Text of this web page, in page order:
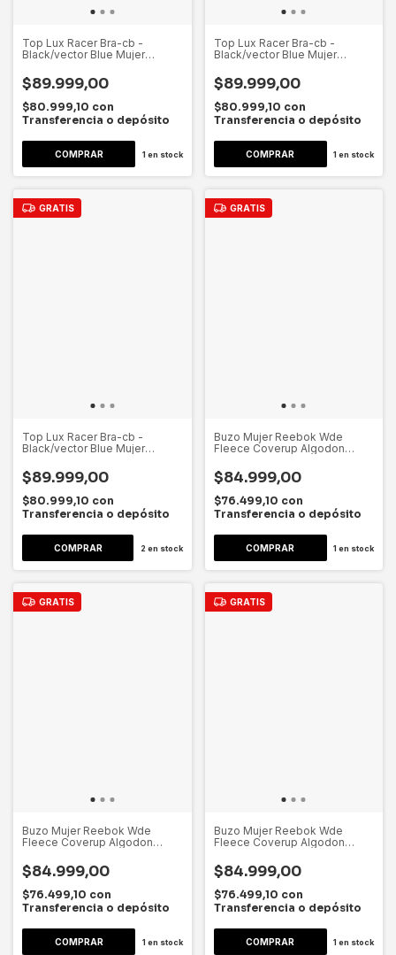
Top Lux Racer Bra-cb -
Black/vector Blue Mujer
$89.999,00
$80.999,10 con
Transferencia o depósito
1 en stock
Top Lux Racer Bra-cb -
Black/vector Blue Mujer
$89.999,00
$80.999,10 con
Transferencia o depósito
1 en stock
GRATIS
Top Lux Racer Bra-cb -
Black/vector Blue Mujer
$89.999,00
$80.999,10 con
Transferencia o depósito
2 en stock
GRATIS
Buzo Mujer Reebok Wde
Fleece Coverup Algodon
$84.999,00
$76.499,10 con
Transferencia o depósito
1 en stock
GRATIS
Buzo Mujer Reebok Wde
Fleece Coverup Algodon
$84.999,00
$76.499,10 con
Transferencia o depósito
1 en stock
GRATIS
Buzo Mujer Reebok Wde
Fleece Coverup Algodon
$84.999,00
$76.499,10 con
Transferencia o depósito
1 en stock